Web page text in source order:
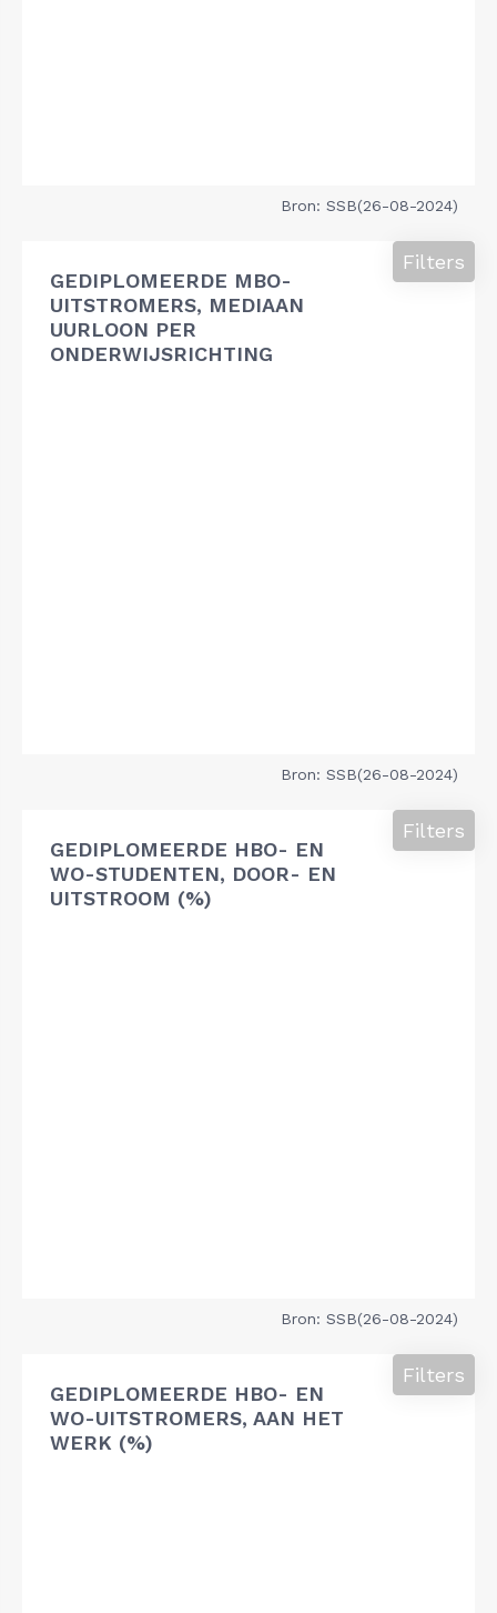
Bron: SSB(26-08-2024)
GEDIPLOMEERDE MBO-
UITSTROMERS, MEDIAAN
UURLOON PER
ONDERWIJSRICHTING
Filters
Bron: SSB(26-08-2024)
GEDIPLOMEERDE HBO- EN
WO-STUDENTEN, DOOR- EN
UITSTROOM (%)
Filters
Bron: SSB(26-08-2024)
GEDIPLOMEERDE HBO- EN
WO-UITSTROMERS, AAN HET
WERK (%)
Filters